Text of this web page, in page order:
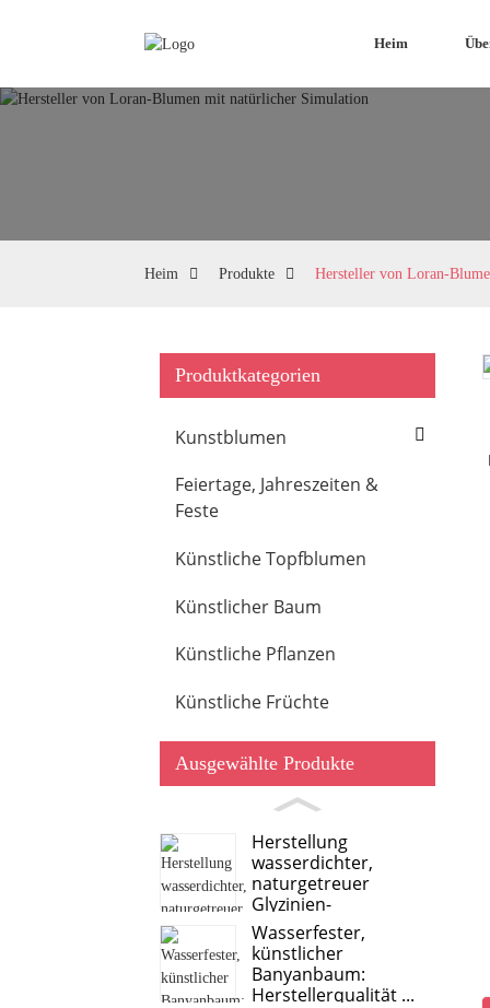
Heim
Heim Produkte Hersteller von Loran-
Produktkategorien
Kunstblumen
Feiertage, Jahreszeiten &
Feste
Künstliche Topfblumen
Künstlicher Baum
Künstliche Pflanzen
Künstliche Früchte
Ausgewählte Produkte
Herstellung
wasserdichter,
naturgetreuer
Glyzinien-
Simulationsbäume
Wasserfester,
künstlicher
Banyanbaum:
Herstellerqualität ...
Loading...
Loading...